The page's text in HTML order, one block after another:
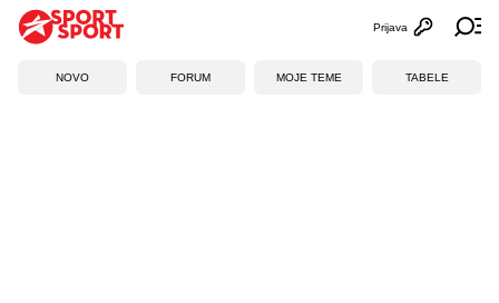
Otvori
Prijava
NOVO FORUM MOJE TEME TABELE